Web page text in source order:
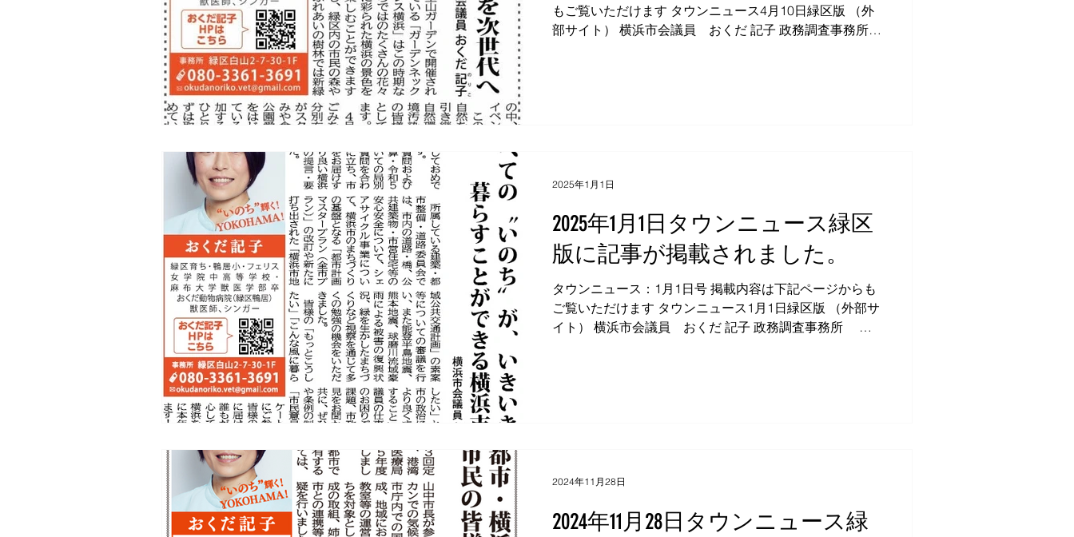
もご覧いただけます タウンニュース4月10日緑区版 （外
部サイト） 横浜市会議員 おくだ 記子 政務調査事務所
2025年1月1日タウンニュース緑区
版に記事が掲載されました。
タウンニュース：1月1日号 掲載内容は下記ページからも
ご覧いただけます タウンニュース1月1日緑区版 （外部サ
イト） 横浜市会議員 おくだ 記子 政務調査事務所 〒
2025年1月1日
2024年11月28日タウンニュース緑
2024年11月28日